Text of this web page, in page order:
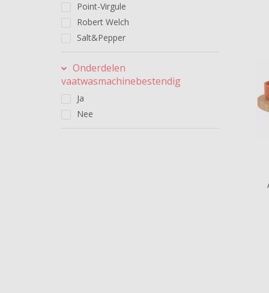
Point-Virgule
Robert Welch
Salt&Pepper
Onderdelen
vaatwasmachinebestendig
Ja
Nee